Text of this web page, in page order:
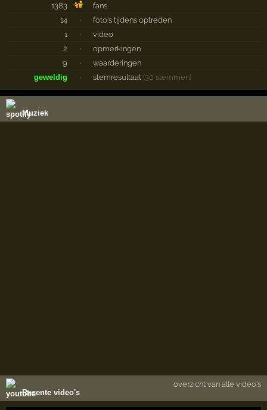
1383
fans
14
·
foto's tijdens optreden
1
·
video
2
·
opmerkingen
9
·
waarderingen
geweldig
· stemresultaat (30 stemmen)
Muziek
Recente video's
overzicht van alle video's